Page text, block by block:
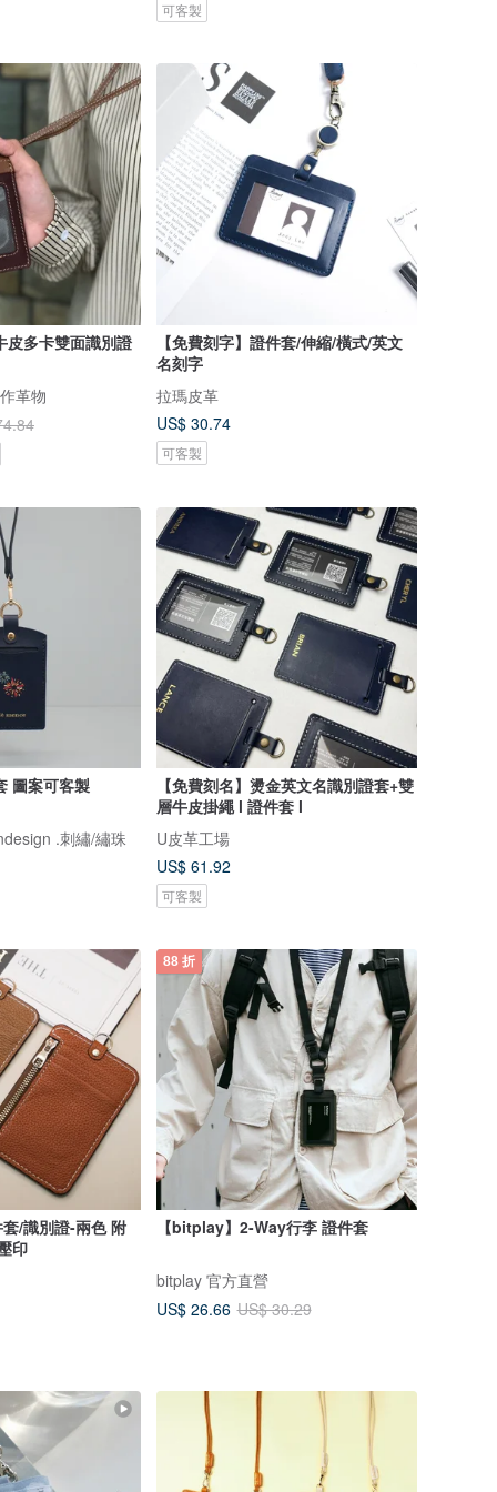
可客製
皮多卡雙面識別證
革物
【免費刻字】證件套/伸縮/橫式/英文
名刻字
拉瑪皮革
US$ 30.74
可客製
圖案可客製
.刺繡/繡珠
【免費刻名】燙金英文名識別證套+雙
層牛皮掛繩 l 證件套 l
U皮革工場
US$ 61.92
可客製
/識別證-兩色 附
印
88 折
【bitplay】2-Way行李 證件套
bitplay 官方直營
US$ 26.66 US$ 30.29